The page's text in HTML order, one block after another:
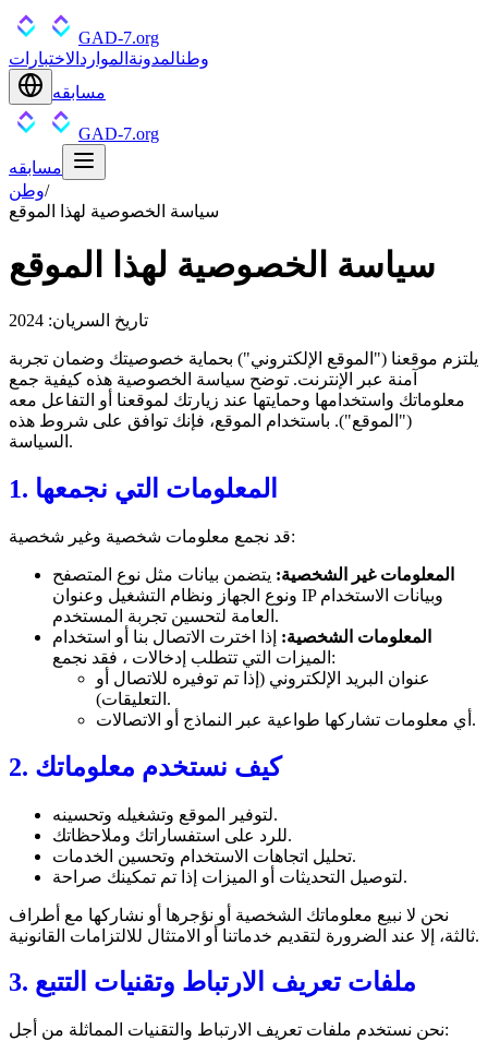
GAD-7.org
وطنالمدونة الموارد الاختبارات
مسابقه
GAD-7.org
مسابقه
وطن/
سياسة الخصوصية لهذا الموقع
سياسة الخصوصية لهذا الموقع
تاريخ السريان: 2024
يلتزم موقعنا ("الموقع الإلكتروني") بحماية خصوصيتك وضمان تجربة
آمنة عبر الإنترنت. توضح سياسة الخصوصية هذه كيفية جمع
معلوماتك واستخدامها وحمايتها عند زيارتك لموقعنا أو التفاعل معه
("الموقع"). باستخدام الموقع، فإنك توافق على شروط هذه
السياسة.
1. المعلومات التي نجمعها
قد نجمع معلومات شخصية وغير شخصية:
المعلومات غير الشخصية: يتضمن بيانات مثل نوع المتصفح
ونوع الجهاز ونظام التشغيل وعنوان IP وبيانات الاستخدام
العامة لتحسين تجربة المستخدم.
المعلومات الشخصية: إذا اخترت الاتصال بنا أو استخدام
الميزات التي تتطلب إدخالات ، فقد نجمع:
عنوان البريد الإلكتروني (إذا تم توفيره للاتصال أو
التعليقات).
أي معلومات تشاركها طواعية عبر النماذج أو الاتصالات.
2. كيف نستخدم معلوماتك
لتوفير الموقع وتشغيله وتحسينه.
للرد على استفساراتك وملاحظاتك.
تحليل اتجاهات الاستخدام وتحسين الخدمات.
لتوصيل التحديثات أو الميزات إذا تم تمكينك صراحة.
نحن لا نبيع معلوماتك الشخصية أو نؤجرها أو نشاركها مع أطراف
ثالثة، إلا عند الضرورة لتقديم خدماتنا أو الامتثال للالتزامات القانونية.
3. ملفات تعريف الارتباط وتقنيات التتبع
نحن نستخدم ملفات تعريف الارتباط والتقنيات المماثلة من أجل: